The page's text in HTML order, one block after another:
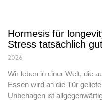
Hormesis für
Stress tatsächlich
2026
Wir leben in einer Welt, die
Essen wird an die Tür
Unbehagen ist